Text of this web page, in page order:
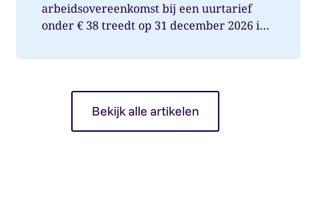
arbeidsovereenkomst bij een uurtarief
onder € 38 treedt op 31 december 2026 in
Bekijk alle artikelen